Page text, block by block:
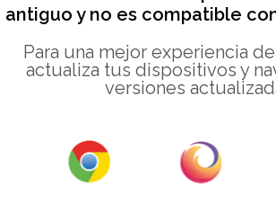
antiguo y no es compatible
Para una mejor experiencia
actualiza tus dispositivos y
versiones